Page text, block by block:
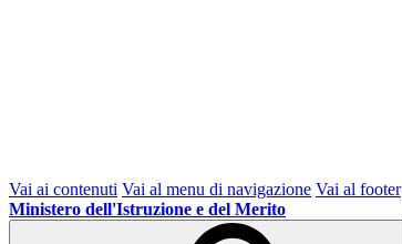
Vai ai contenuti Vai al menu di navigazione Vai al footer
Ministero dell'Istruzione e del Merito